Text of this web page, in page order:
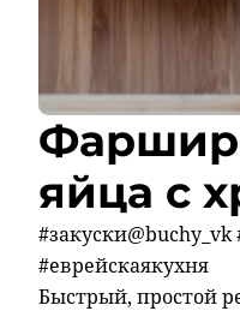
яйца с
#еврейскаякухня
Быстрый, простой